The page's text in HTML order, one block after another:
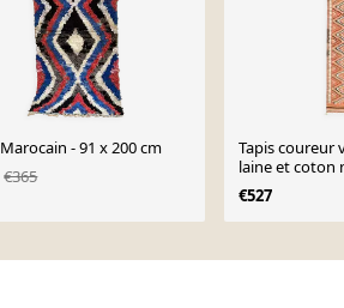
- 91 x 200 cm
€365
Tapis coureur
laine et coton
des années
€527